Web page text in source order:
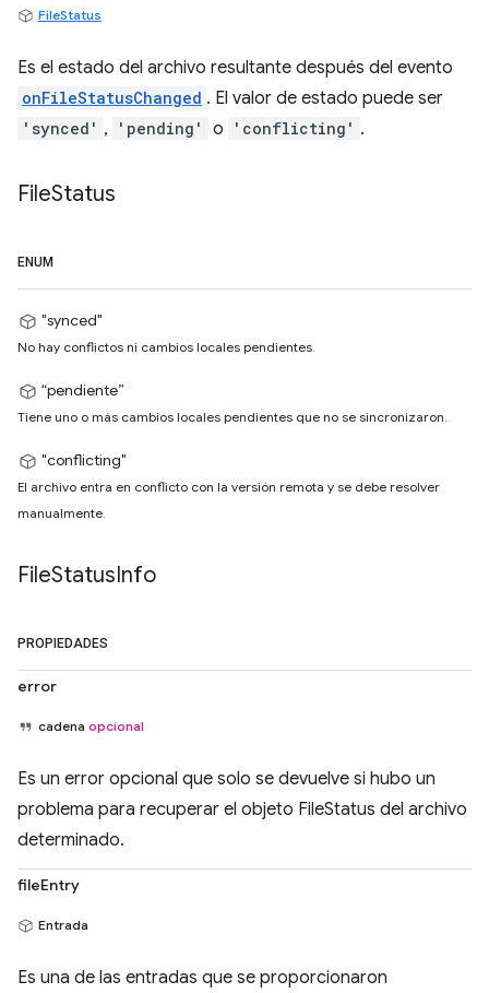
FileStatus
Es el estado del archivo resultante después del evento
onFileStatusChanged . El valor de estado puede ser
'synced' , 'pending' o 'conflicting' .
FileStatus
ENUM
"synced"
No hay conflictos ni cambios locales pendientes.
“pendiente”
Tiene uno o más cambios locales pendientes que no se sincronizaron.
"conflicting"
El archivo entra en conflicto con la versión remota y se debe resolver
manualmente.
FileStatusInfo
PROPIEDADES
error
cadena opcional
Es un error opcional que solo se devuelve si hubo un
problema para recuperar el objeto FileStatus del archivo
determinado.
fileEntry
Entrada
Es una de las entradas que se proporcionaron